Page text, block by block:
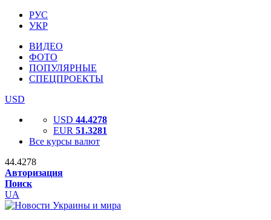
РУС
УКР
ВИДЕО
ФОТО
ПОПУЛЯРНЫЕ
СПЕЦПРОЕКТЫ
USD
USD 44.4278
EUR 51.3281
Все курсы валют
44.4278
Авторизация
Поиск
UA